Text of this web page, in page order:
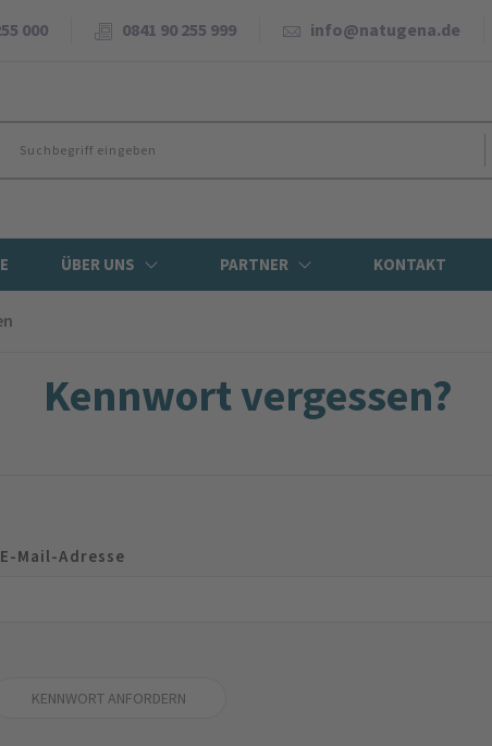
000 0841 90 255 999 info@natugena.de
ÜBER UNS PARTNER KONTAKT
Kennwort vergessen?
E-Mail-Adresse